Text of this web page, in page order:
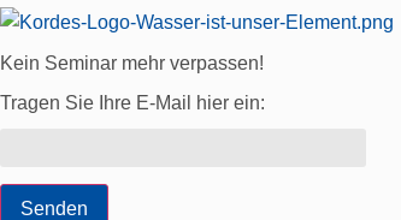
Kein Seminar mehr verpassen!
Tragen Sie Ihre E-Mail hier ein:
Senden